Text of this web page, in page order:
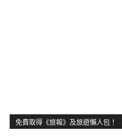
免費取得《旅報》及旅遊懶人包！